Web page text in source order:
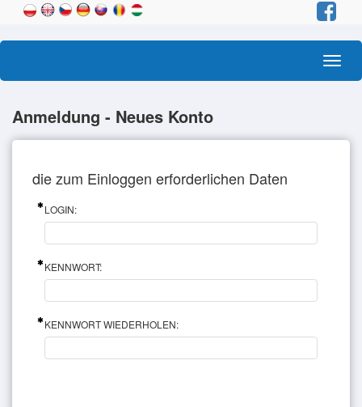
Anmeldung - Neues Konto
die zum Einloggen erforderlichen Daten
LOGIN:
KENNWORT:
KENNWORT WIEDERHOLEN: